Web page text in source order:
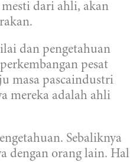
dari ahli, akan
dan pengetahuan
pesat
masa pascaindustri
mereka adalah ahli
Sebaliknya
dengan orang lain. Hal